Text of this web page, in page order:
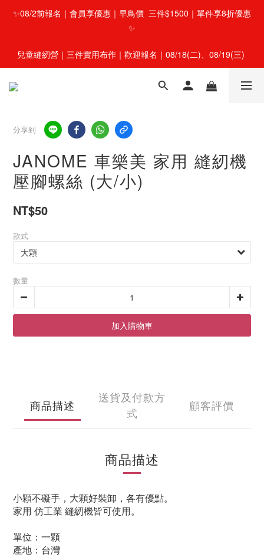
✨08/2前報名｜會員享優惠｜早鳥價  三件$1500｜單件享8折優惠
✨
兒童縫紉營｜三件實用布作｜歡迎報名｜08/18(二)、08/19(三)
分享到
JANOME 車樂美 家用 縫紉機
壓腳螺絲 (大/小)
NT$50
款式
數量
加入購物車
商品描述
送貨及付款方
式
顧客評價
商品描述
小顆不礙手，大顆好裝卸，各有優點。
家用 仿工業 縫紉機皆可使用。
單位：一顆
產地：台灣